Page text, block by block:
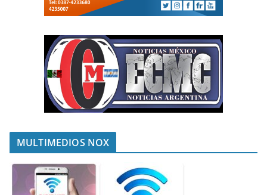
MULTIMEDIOS NOX